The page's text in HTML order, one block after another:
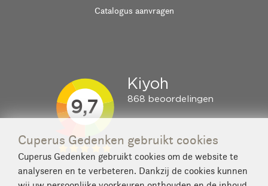
Catalogus aanvragen
Cuperus Gedenken gebruikt cookies
Cuperus Gedenken gebruikt cookies om de website te
analyseren en te verbeteren. Dankzij de cookies kunnen